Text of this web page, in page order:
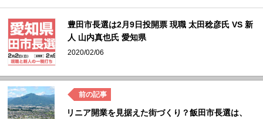
豊田市長選は2月9日投開票 現職 太田稔彦氏 VS 新
人 山内真也氏 愛知県
2020/02/06
リニア開業を見据えた街づくり？飯田市長選は、